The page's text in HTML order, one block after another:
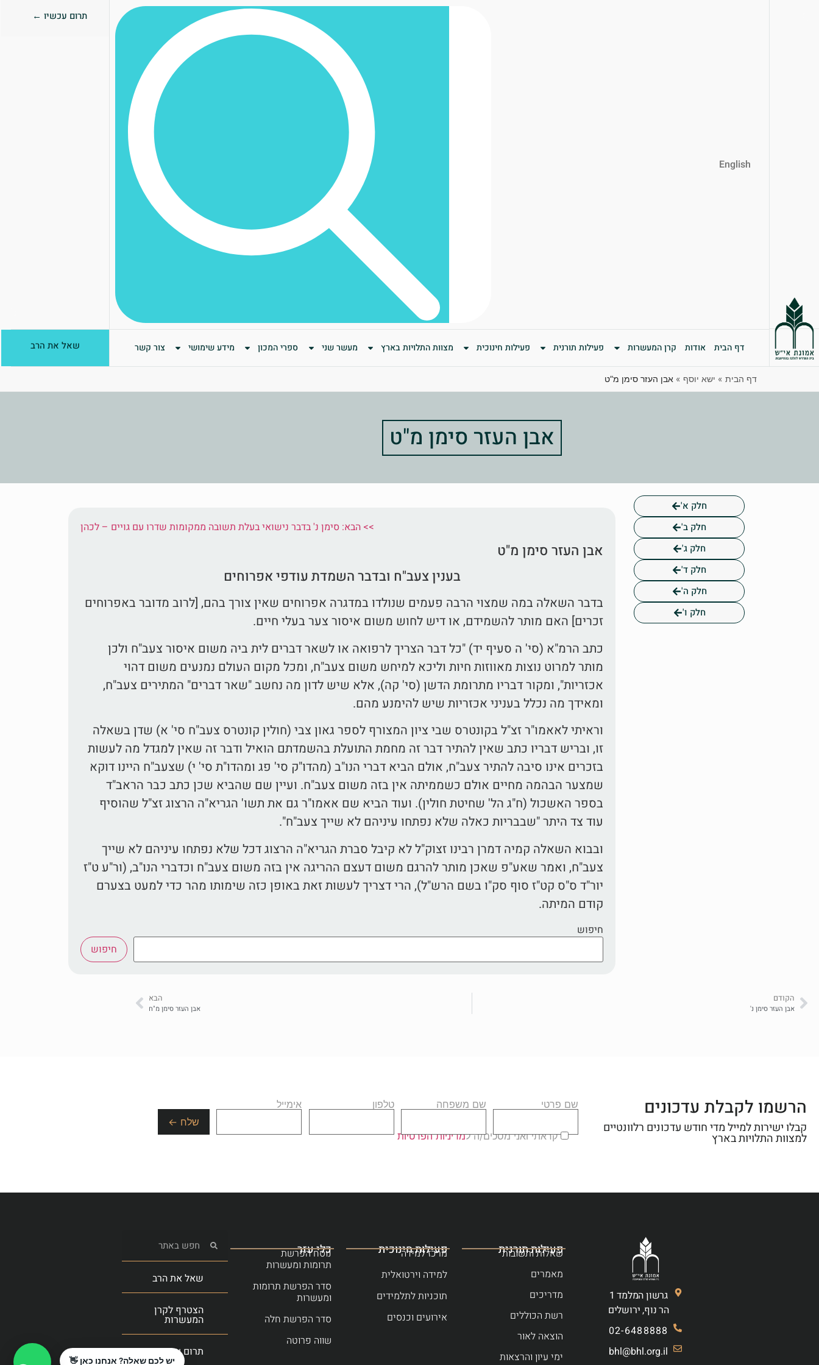
English
תרום עכשיו ←
דף הבית אודות קרן המעשרות פעילות תורנית פעילות חינוכית מצוות התלויות בארץ מעשר שני ספרי המכון מידע שימושי צור קשר שאל את הרב
דף הבית » ישא יוסף » אבן העזר סימן מ”ט
אבן העזר סימן מ"ט
חלק א'
חלק ב'
חלק ג'
חלק ד'
חלק ה'
חלק ו'
הבא: סימן נ' בדבר נישואי בעלת תשובה ממקומות שדרו עם גויים – לכהן <<
אבן העזר סימן מ"ט
בענין צעב"ח ובדבר השמדת עודפי אפרוחים
בדבר השאלה במה שמצוי הרבה פעמים שנולדו במדגרה אפרוחים שאין צורך בהם, [לרוב מדובר באפרוחים
זכרים] האם מותר להשמידם, או דיש לחוש משום איסור צער בעלי חיים.
כתב הרמ"א (סי' ה סעיף יד) "כל דבר הצריך לרפואה או לשאר דברים לית ביה משום איסור צעב"ח ולכן
מותר למרוט נוצות מאווזות חיות וליכא למיחש משום צעב"ח, ומכל מקום העולם נמנעים משום דהוי
אכזריות", ומקור דבריו מתרומת הדשן (סי' קה), אלא שיש לדון מה נחשב "שאר דברים" המתירים צעב"ח,
ומאידך מה נכלל בעניני אכזריות שיש להימנע מהם.
וראיתי לאאמו"ר זצ"ל בקונטרס שבי ציון המצורף לספר גאון צבי (חולין קונטרס צעב"ח סי' א) שדן בשאלה
זו, ובריש דבריו כתב שאין להתיר דבר זה מחמת התועלת בהשמדתם הואיל ודבר זה שאין למגדל מה לעשות
בזכרים אינו סיבה להתיר צעב"ח, אולם הביא דברי הנו"ב (מהדו"ק סי' פג ומהדו"ת סי' י) שצעב"ח היינו דוקא
שמצער הבהמה מחיים אולם כשממיתה אין בזה משום צעב"ח. ועיין שם שהביא שכן כתב כבר הראב"ד
בספר האשכול (ח"ג הל' שחיטת חולין). ועוד הביא שם אאמו"ר גם את תשו' הגריא"ה הרצוג זצ"ל שהוסיף
עוד צד היתר "שבבריות כאלה שלא נפתחו עיניהם לא שייך צעב"ח".
ובבוא השאלה קמיה דמרן רבינו זצוק"ל לא קיבל סברת הגריא"ה הרצוג דכל שלא נפתחו עיניהם לא שייך
צעב"ח, ואמר שאע"פ שאכן מותר להרגם משום דעצם ההריגה אין בזה משום צעב"ח וכדברי הנו"ב, (ור"ע ט"ז
יור"ד ס"ס קט"ז סוף סק"ו בשם הרש"ל), הרי דצריך לעשות זאת באופן כזה שימותו מהר כדי למעט בצערם
קודם המיתה.
חיפוש
חיפוש
הקודם
אבן העזר סימן נ'
הבא
אבן העזר סימן מ"ח
הרשמו לקבלת עדכונים
קבלו ישירות למייל מדי חודש עדכונים רלוונטיים
למצוות התלויות בארץ
שם פרטי שם משפחה טלפון אימייל
קראתי ואני מסכים/ה למדיניות הפרטיות
גרשון המלמד 1
הר נוף, ירושלים
02-6488888
bhl@bhl.org.il
פעילות תורנית
שאלות ותשובות
מאמרים
מדריכים
רשת הכוללים
הוצאה לאור
ימי עיון והרצאות
פעילות חינוכית
מרכז למידה
למידה וירטואלית
תוכניות לתלמידים
אירועים וכנסים
כלי עזר
נוסח הפרשת
תרומות ומעשרות
סדר הפרשת תרומות
ומעשרות
סדר הפרשת חלה
שווה פרוטה
שאל את הרב
הצטרף לקרן
המעשרות
תרום עכשיו
יש לכם שאלה? אנחנו כאן 👋